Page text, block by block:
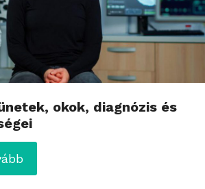
okok, diagnózis és